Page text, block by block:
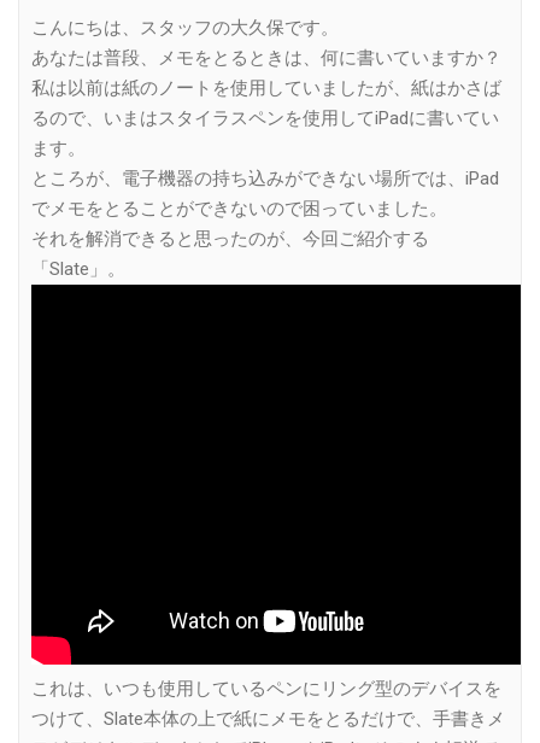
こんにちは、スタッフの大久保です。
あなたは普段、メモをとるときは、何に書いていますか？
私は以前は紙のノートを使用していましたが、紙はかさば
るので、いまはスタイラスペンを使用してiPadに書いてい
ます。
ところが、電子機器の持ち込みができない場所では、iPad
でメモをとることができないので困っていました。
それを解消できると思ったのが、今回ご紹介する
「Slate」。
これは、いつも使用しているペンにリング型のデバイスを
つけて、Slate本体の上で紙にメモをとるだけで、手書きメ